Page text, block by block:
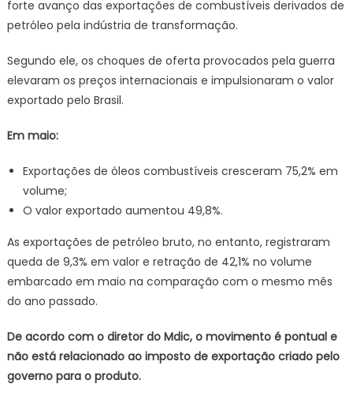
forte avanço das exportações de combustíveis derivados de
petróleo pela indústria de transformação.
Segundo ele, os choques de oferta provocados pela guerra
elevaram os preços internacionais e impulsionaram o valor
exportado pelo Brasil.
Em maio:
Exportações de óleos combustíveis cresceram 75,2% em
volume;
O valor exportado aumentou 49,8%.
As exportações de petróleo bruto, no entanto, registraram
queda de 9,3% em valor e retração de 42,1% no volume
embarcado em maio na comparação com o mesmo mês
do ano passado.
De acordo com o diretor do Mdic, o movimento é pontual e
não está relacionado ao imposto de exportação criado pelo
governo para o produto.